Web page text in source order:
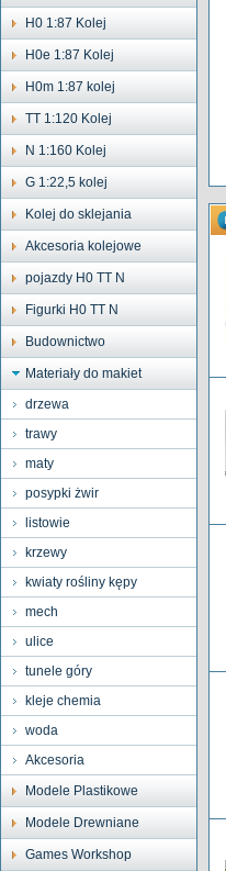
H0 1:87 Kolej
H0e 1:87 Kolej
H0m 1:87 kolej
TT 1:120 Kolej
N 1:160 Kolej
G 1:22,5 kolej
Kolej do sklejania
Akcesoria kolejowe
pojazdy H0 TT N
Figurki H0 TT N
Budownictwo
Materiały do makiet
drzewa
trawy
maty
posypki żwir
listowie
krzewy
kwiaty rośliny kępy
mech
ulice
tunele góry
kleje chemia
woda
Akcesoria
Modele Plastikowe
Modele Drewniane
Games Workshop